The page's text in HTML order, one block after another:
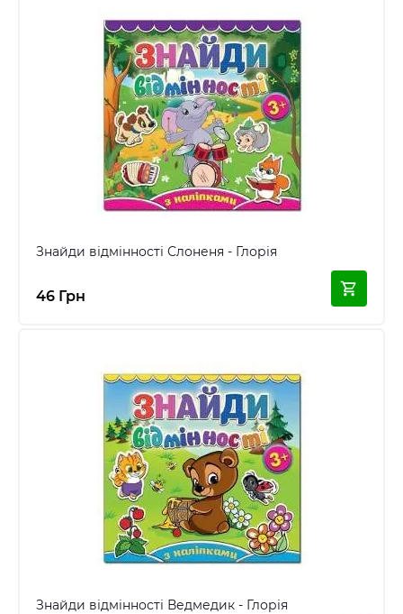
Знайди відмінності Слоненя - Глорія
46 Грн
Знайди відмінності Ведмедик - Глорія